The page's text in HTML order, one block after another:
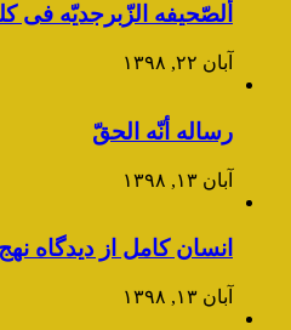
ألصّحیفه الزّبرجدیّه فی
آبان ۲۲, ۱۳۹۸
رساله أنّه الحقّ
آبان ۱۳, ۱۳۹۸
انسان کامل از دیدگاه نهج
آبان ۱۳, ۱۳۹۸